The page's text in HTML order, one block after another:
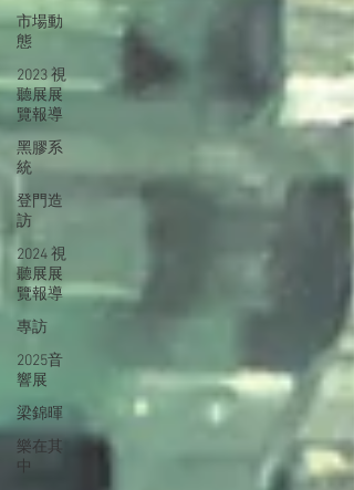
市場動
態
2023 視
聽展展
覽報導
黑膠系
統
登門造
訪
2024 視
聽展展
覽報導
專訪
2025音
響展
梁錦暉
樂在其
中